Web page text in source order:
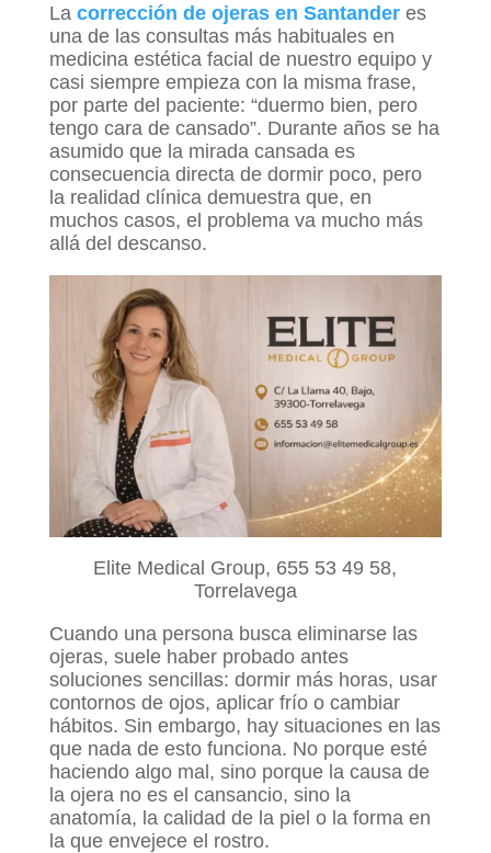
La corrección de ojeras en Santanderes
una de las consultas más habituales en
medicina estética facial de nuestro equipo y
casi siempre empieza con la misma frase,
por parte del paciente: “duermo bien, pero
tengo cara de cansado”. Durante años se ha
asumido que la mirada cansada es
consecuencia directa de dormir poco, pero
la realidad clínica demuestra que, en
muchos casos, el problema va mucho más
allá del descanso.
Elite Medical Group, 655 53 49 58,
Torrelavega
Cuando una persona busca eliminarse las
ojeras, suele haber probado antes
soluciones sencillas: dormir más horas, usar
contornos de ojos, aplicar frío o cambiar
hábitos. Sin embargo, hay situaciones en las
que nada de esto funciona. No porque esté
haciendo algo mal, sino porque la causa de
la ojera no es el cansancio, sino la
anatomía, la calidad de la piel o la forma en
la que envejece el rostro.